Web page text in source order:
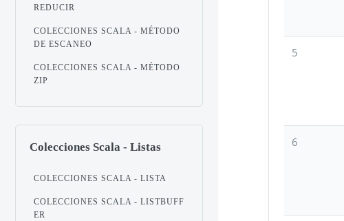
5
6
REDUCIR
COLECCIONES SCALA - MÉTODO
DE ESCANEO
COLECCIONES SCALA - MÉTODO
ZIP
Colecciones Scala - Listas
COLECCIONES SCALA - LISTA
COLECCIONES SCALA - LISTBUFF
ER